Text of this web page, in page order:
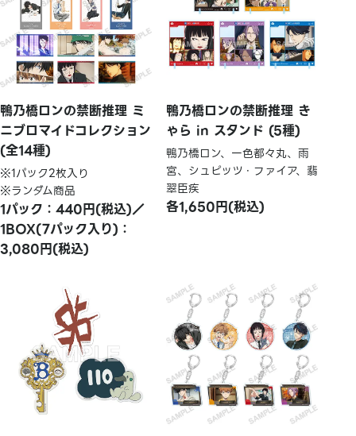
鴨乃橋ロンの禁断推理 ミ
ニブロマイドコレクション
(全14種)
※1パック2枚入り
※ランダム商品
1パック：440円(税込)／
1BOX(7パック入り)：
3,080円(税込)
鴨乃橋ロンの禁断推理 き
ゃら in スタンド (5種)
鴨乃橋ロン、一色都々丸、雨
宮、シュピッツ・ファイア、翡
翠臣疾
各1,650円(税込)